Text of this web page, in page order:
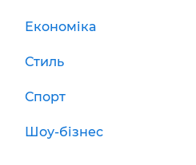
Економіка
Стиль
Спорт
Шоу-бізнес